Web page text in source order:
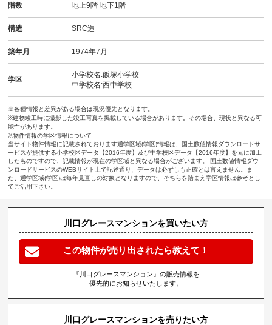
階数 地上9階 地下1階
構造 SRC造
築年月 1974年7月
学区
小学校名:飯塚小学校
中学校名:西中学校
※各種情報と差異がある場合は現況優先となります。
※建物竣工時に撮影した竣工写真を掲載している場合があります。その場合、現状と異なる可
能性があります。
※物件情報の学区情報について
当サイト物件情報に記載されております通学区域(学区)情報は、国土数値情報ダウンロードサ
ービスが提供する小学校区データ【2016年度】及び中学校区データ【2016年度】を元に加工
したものですので、記載情報が現在の学区域と異なる場合がございます。 国土数値情報ダウ
ンロードサービスのWEBサイト上で記述通り、データは必ずしも正確とは言えません。ま
た、通学区域(学区)は毎年見直しの対象となりますので、そちらを踏まえ学区情報は参考とし
てご活用下さい。
川口グレースマンションを買いたい方
この物件が売り出されたら教えて！
『川口グレースマンション』の販売情報を
優先的にお知らせいたします。
川口グレースマンションを売りたい方